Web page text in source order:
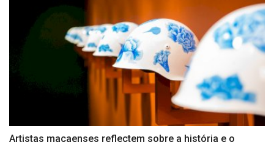
Artistas macaenses reflectem sobre a história e o